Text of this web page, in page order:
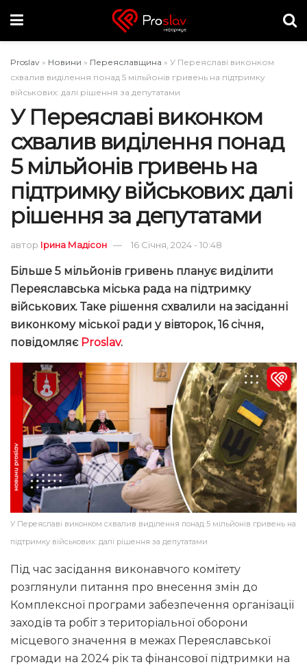
Proslav » Новини » Переяславщина » У Переяславі виконком
схвалив виділення понад 5 мільйонів гривень на підтримку
військових: далі рішення за депутатами
У Переяславі виконком
схвалив виділення понад
5 мільйонів гривень на
підтримку військових: далі
рішення за депутатами
автор Ірина Мадісон 16 Січня, 2024 - 10:48
Більше 5 мільйонів гривень планує виділити
Переяславська міська рада на підтримку
військових. Таке рішення схвалили на засіданні
виконкому міської ради у вівторок, 16 січня,
повідомляє Proslav.
У Переяславі виконком схвалив виділення понад 5 мільйонів гривень на
підтримку військових: далі рішення за депутатами
Під час засідання виконавчого комітету
розглянули питання про внесення змін до
Комплексної програми забезпечення організації
заходів та робіт з територіальної оборони
місцевого значення в межах Переяславської
громади на 2024 рік та фінансової підтримки на